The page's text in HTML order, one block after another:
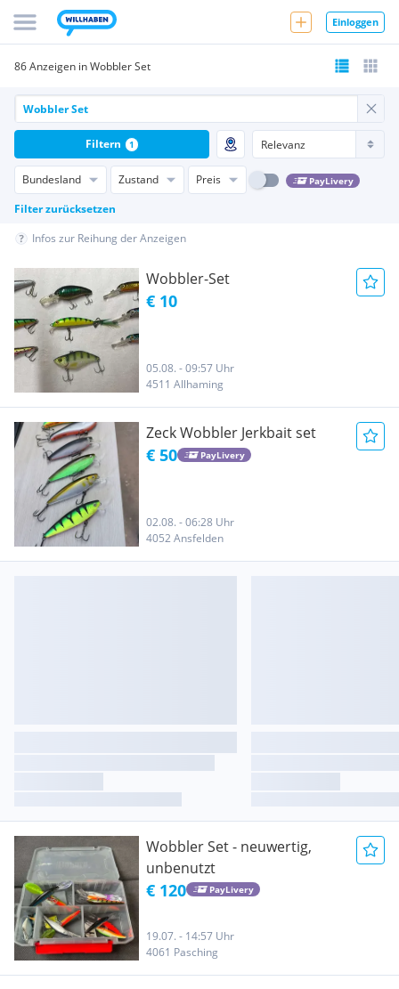
Einloggen
86 Anzeigen in Wobbler Set
Bundesland Zustand Preis PayLivery
Filter zurücksetzen
Filtern 1
Infos zur Reihung der Anzeigen
Wobbler-Set
€ 10
05.08. - 09:57 Uhr
4511 Allhaming
Zeck Wobbler Jerkbait set
€ 50 PayLivery
02.08. - 06:28 Uhr
4052 Ansfelden
Wobbler Set - neuwertig,
unbenutzt
€ 120 PayLivery
19.07. - 14:57 Uhr
4061 Pasching